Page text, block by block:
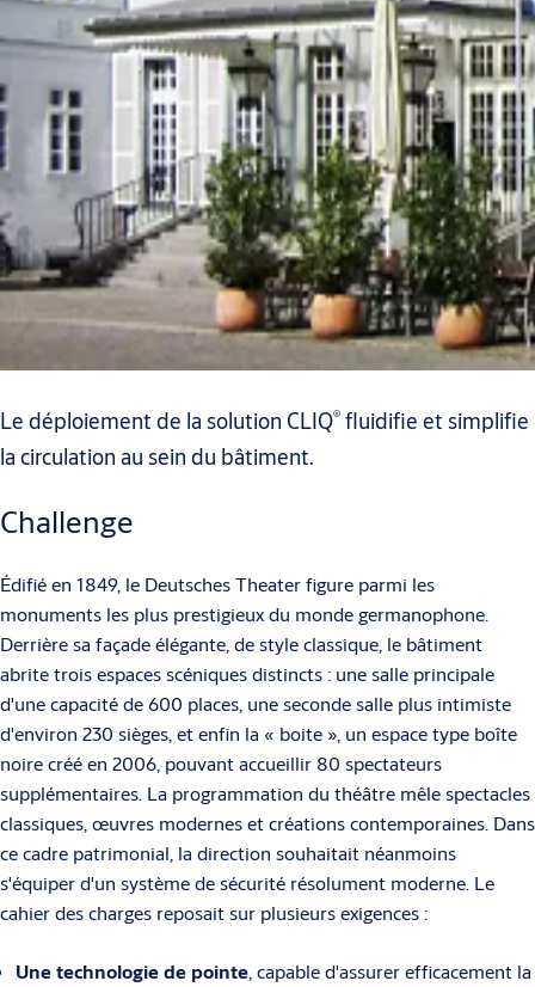
Le déploiement de la solution CLIQ® fluidifie et simplifie
la circulation au sein du bâtiment.
Challenge
Édifié en 1849, le Deutsches Theater figure parmi les
monuments les plus prestigieux du monde germanophone.
Derrière sa façade élégante, de style classique, le bâtiment
abrite trois espaces scéniques distincts : une salle principale
d'une capacité de 600 places, une seconde salle plus intimiste
d'environ 230 sièges, et enfin la « boite », un espace type boîte
noire créé en 2006, pouvant accueillir 80 spectateurs
supplémentaires. La programmation du théâtre mêle spectacles
classiques, œuvres modernes et créations contemporaines. Dans
ce cadre patrimonial, la direction souhaitait néanmoins
s'équiper d'un système de sécurité résolument moderne. Le
cahier des charges reposait sur plusieurs exigences :
Une technologie de pointe, capable d'assurer efficacement la